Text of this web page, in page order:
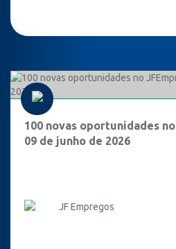
100 novas oportunidades
09 de junho de 2026
JF Empregos